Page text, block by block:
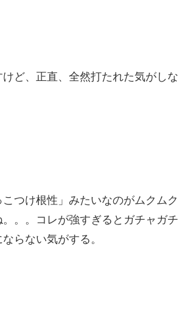
ど、正直、全然打たれた気がしな
つけ根性」みたいなのがムクムク
。。コレが強すぎるとガチャガチ
らない気がする。